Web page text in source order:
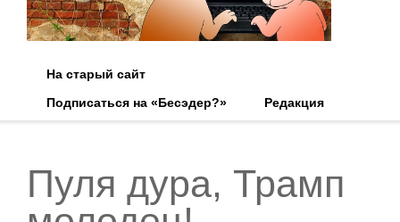
На старый сайт
Подписаться на «Бесэдер?»
Редакция
Пуля дура, Трамп